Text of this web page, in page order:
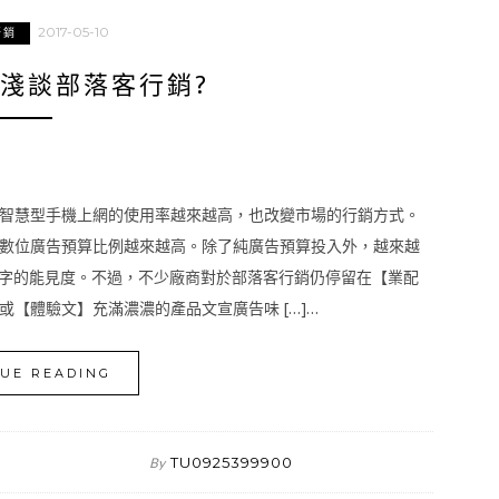
2017-05-10
談部落客行銷?
型手機上網的使用率越來越高，也改變市場的行銷方式。
位廣告預算比例越來越高。除了純廣告預算投入外，越來越
的能見度。不過，不少廠商對於部落客行銷仍停留在【業配
【體驗文】充滿濃濃的產品文宣廣告味 […]…
READING
By TU0925399900